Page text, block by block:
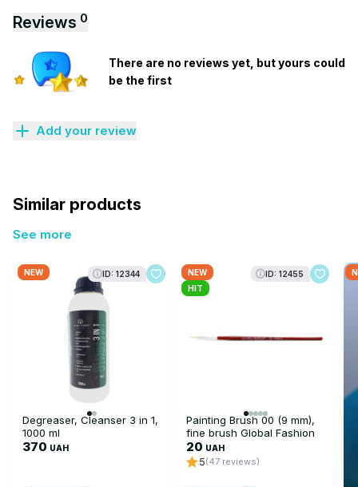
Reviews 0
There are no reviews yet, but yours could
be the first
Add your review
Similar products
See more
NEW ID: 12344
Degreaser, Cleanser 3 in 1,
1000 ml
370 UAH
NEW
HIT
ID: 12455
Painting Brush 00 (9 mm),
fine brush Global Fashion
20 UAH
5(47 reviews)